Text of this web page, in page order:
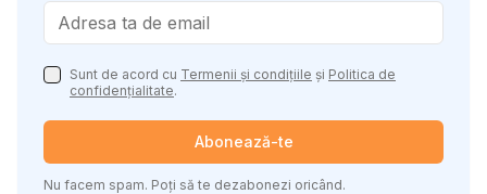
Sunt de acord cu Termenii și condițiile și Politica de
confidențialitate.
Abonează-te
Nu facem spam. Poți să te dezabonezi oricând.